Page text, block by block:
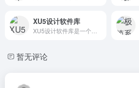
XU5设计软件库
暂无评论